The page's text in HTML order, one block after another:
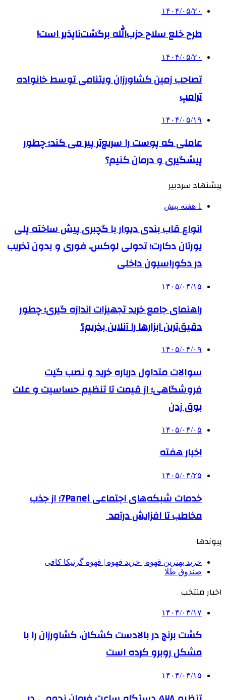
۱۴۰۴/۰۵/۲۰
طرح خلع سلاح حزب‌الله برگشت‌ناپذیر است!
۱۴۰۴/۰۵/۲۰
تصاحب زمین کشاورزان ویتنامی توسط خانواده
ترامپ
۱۴۰۴/۰۵/۱۹
عاملی که پوست را سریع‌تر پیر می کند؛ چطور
پیشگیری و درمان کنیم؟
پیشنهاد سردبیر
1 هفته پیش
انواع قاب بندی دیوار با گچبری پیش ساخته پلی
یورتان دکارت؛ تحولی لوکس، فوری و بدون تخریب
در دکوراسیون داخلی
۱۴۰۵/۰۴/۱۵
راهنمای جامع خرید تجهیزات اندازه گیری؛ چطور
دقیق‌ترین ابزارها را آنلاین بخریم؟
۱۴۰۵/۰۴/۰۹
سوالات متداول درباره خرید و نصب گیت
فروشگاهی؛ از قیمت تا تنظیم حساسیت و علت
بوق زدن
۱۴۰۵/۰۴/۰۵
اخبار هفته
۱۴۰۵/۰۳/۲۵
خدمات شبکه‌های اجتماعی 7Panel؛ از جذب
مخاطب تا افزایش درآمد
پیوندها
خرید بهترین قهوه | خرید قهوه | قهوه گرنیکا کافی
صندوق طلا
اخبار منتخب
۱۴۰۴/۰۳/۱۷
کشت برنج در بالادست کشکان، کشاورزان را با
مشکل روبرو کرده است
۱۴۰۴/۰۳/۱۵